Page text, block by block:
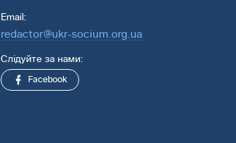
Email:
redactor@ukr-socium.org.ua
Слідуйте за нами:
Facebook